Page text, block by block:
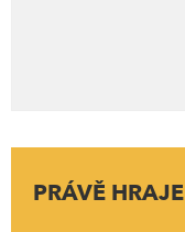
PRÁVĚ HRAJE